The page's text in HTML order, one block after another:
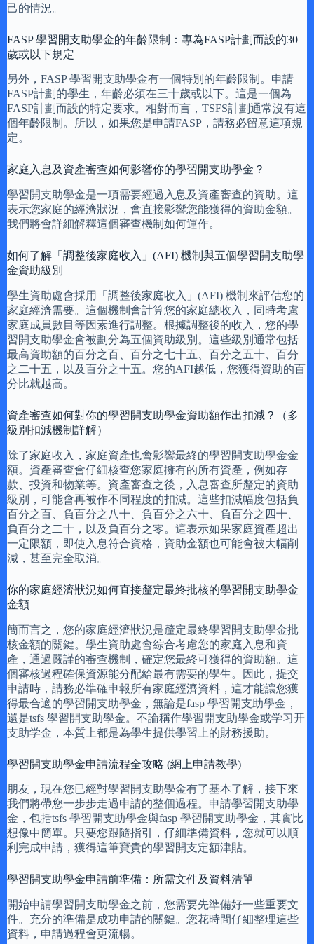
己的情況。
FASP 學習開支助學金的年齡限制：專為FASP計劃而設的30
歲或以下規定
另外，FASP 學習開支助學金有一個特別的年齡限制。申請
FASP計劃的學生，年齡必須在三十歲或以下。這是一個為
FASP計劃而設的特定要求。相對而言，TSFS計劃通常沒有這
個年齡限制。所以，如果您是申請FASP，請務必留意這項規
定。
家庭入息及資產審查如何影響你的學習開支助學金？
學習開支助學金是一項需要經過入息及資產審查的資助。這
表示您家庭的經濟狀況，會直接影響您能獲得的資助金額。
我們將會詳細解釋這個審查機制如何運作。
如何了解「調整後家庭收入」(AFI) 機制與五個學習開支助學
金資助級別
學生資助處會採用「調整後家庭收入」(AFI) 機制來評估您的
家庭經濟需要。這個機制會計算您的家庭總收入，同時考慮
家庭成員數目等因素進行調整。根據調整後的收入，您的學
習開支助學金會被劃分為五個資助級別。這些級別通常包括
最高資助額的百分之百、百分之七十五、百分之五十、百分
之二十五，以及百分之十五。您的AFI越低，您獲得資助的百
分比就越高。
資產審查如何對你的學習開支助學金資助額作出扣減？（多
級別扣減機制詳解）
除了家庭收入，家庭資產也會影響最終的學習開支助學金金
額。資產審查會仔細核查您家庭擁有的所有資產，例如存
款、投資和物業等。資產審查之後，入息審查所釐定的資助
級別，可能會再被作不同程度的扣減。這些扣減幅度包括負
百分之百、負百分之八十、負百分之六十、負百分之四十、
負百分之二十，以及負百分之零。這表示如果家庭資產超出
一定限額，即使入息符合資格，資助金額也可能會被大幅削
減，甚至完全取消。
你的家庭經濟狀況如何直接釐定最終批核的學習開支助學金
金額
簡而言之，您的家庭經濟狀況是釐定最終學習開支助學金批
核金額的關鍵。學生資助處會綜合考慮您的家庭入息和資
產，通過嚴謹的審查機制，確定您最終可獲得的資助額。這
個審核過程確保資源能分配給最有需要的學生。因此，提交
申請時，請務必準確申報所有家庭經濟資料，這才能讓您獲
得最合適的學習開支助學金，無論是fasp 學習開支助學金，
還是tsfs 學習開支助學金。不論稱作學習開支助學金或学习开
支助学金，本質上都是為學生提供學習上的財務援助。
學習開支助學金申請流程全攻略 (網上申請教學)
朋友，現在您已經對學習開支助學金有了基本了解，接下來
我們將帶您一步步走過申請的整個過程。申請學習開支助學
金，包括tsfs 學習開支助學金與fasp 學習開支助學金，其實比
想像中簡單。只要您跟隨指引，仔細準備資料，您就可以順
利完成申請，獲得這筆寶貴的學習開支定額津貼。
學習開支助學金申請前準備：所需文件及資料清單
開始申請學習開支助學金之前，您需要先準備好一些重要文
件。充分的準備是成功申請的關鍵。您花時間仔細整理這些
資料，申請過程會更流暢。